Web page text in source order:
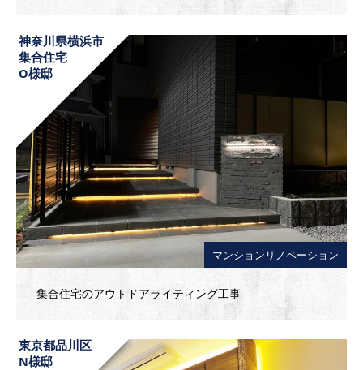
神奈川県横浜市
集合住宅
O様邸
マンションリノベーション
集合住宅のアウトドアライティング工事
東京都品川区
N様邸